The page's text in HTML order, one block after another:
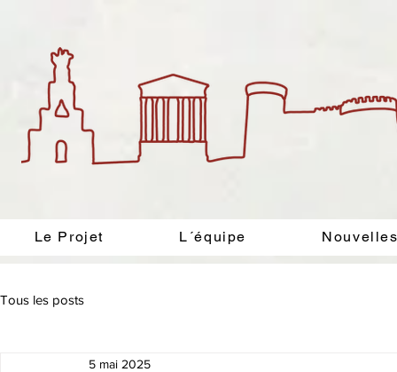
Le Projet L´équipe
Tous les posts
5 mai 2025